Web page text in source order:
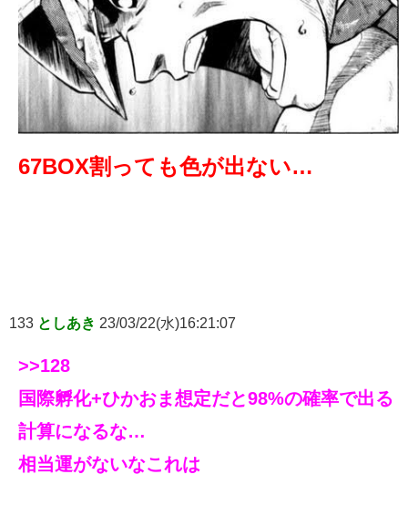
67BOX割っても色が出ない…
133 としあき 23/03/22(水)16:21:07
>>128
国際孵化+ひかおま想定だと98%の確率で出る
計算になるな…
相当運がないなこれは